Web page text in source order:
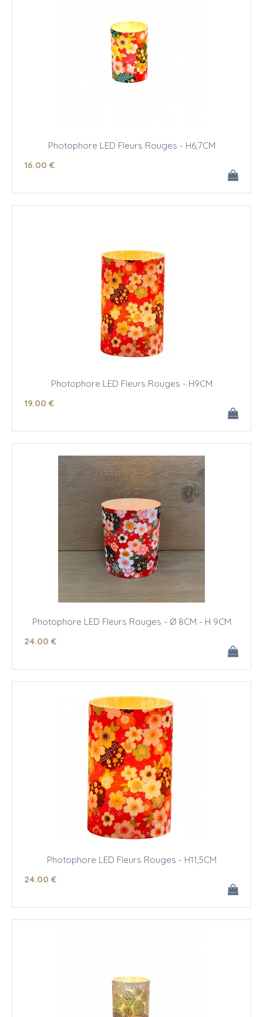
Photophore LED Fleurs Rouges - H6,7CM
16.00 €
Photophore LED Fleurs Rouges - H9CM
19.00 €
Photophore LED Fleurs Rouges - Ø 8CM - H 9CM
24.00 €
Photophore LED Fleurs Rouges - H11,5CM
24.00 €